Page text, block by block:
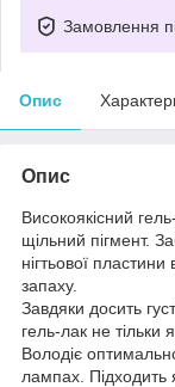
Замовлення
Опис
Опис
Високоякісний
щільний пігмент.
нігтьової
запаху.
Завдяки досить
гель-лак не тільки
Володіє
лампах. Підходить